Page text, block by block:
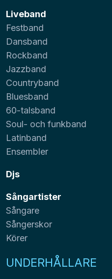
Liveband
Festband
Dansband
Rockband
Jazzband
Countryband
Bluesband
60-talsband
Soul- och funkband
Latinband
Ensembler
Djs
Sångartister
Sångare
Sångerskor
Körer
UNDERHÅLLARE